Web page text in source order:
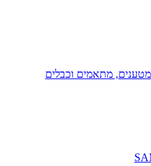
מטענים, מתאמים וכבלים